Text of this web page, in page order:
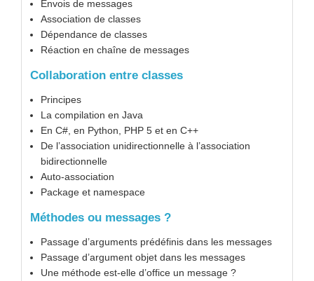
Envois de messages
Association de classes
Dépendance de classes
Réaction en chaîne de messages
Collaboration entre classes
Principes
La compilation en Java
En C#, en Python, PHP 5 et en C++
De l’association unidirectionnelle à l’association
bidirectionnelle
Auto-association
Package et namespace
Méthodes ou messages ?
Passage d’arguments prédéfinis dans les messages
Passage d’argument objet dans les messages
Une méthode est-elle d’office un message ?